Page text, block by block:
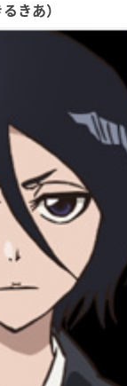
きあ）